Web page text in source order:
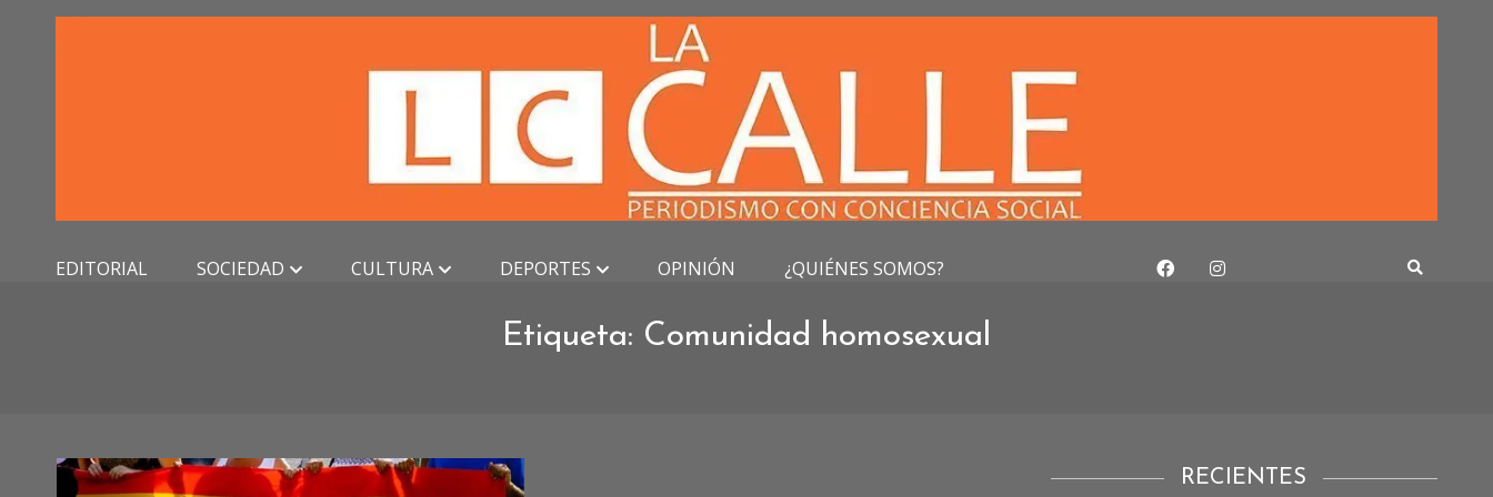
EDITORIAL SOCIEDAD CULTURA DEPORTES OPINIÓN ¿QUIÉNES SOMOS?
Etiqueta: Comunidad homosexual
RECIENTES